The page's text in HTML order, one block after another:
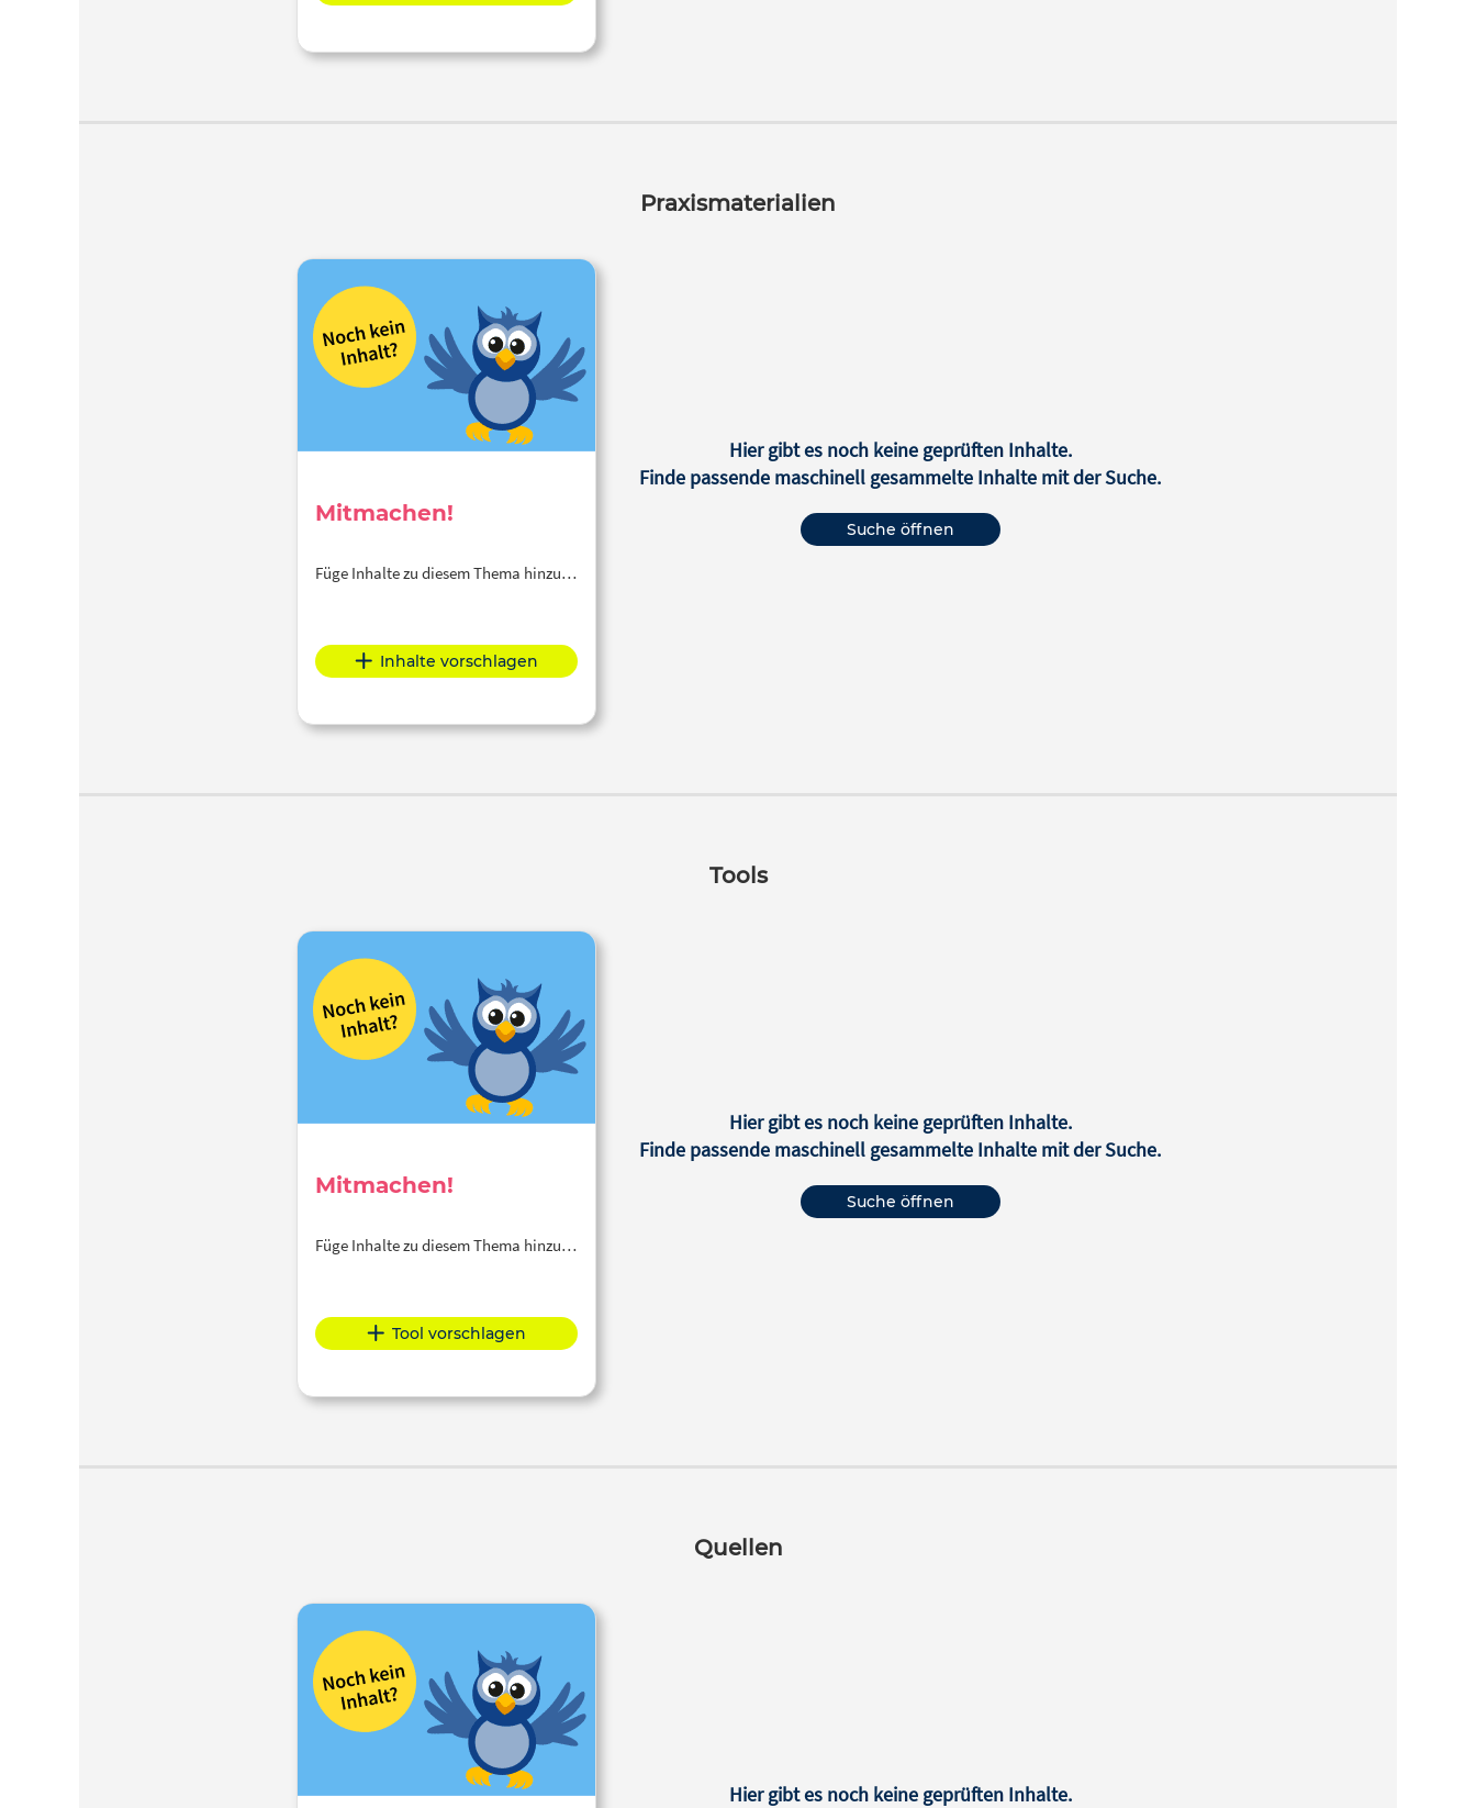
Praxismaterialien
Mitmachen!
Füge Inhalte zu diesem Thema hinzu…
Inhalte vorschlagen
Hier gibt es noch keine geprüften Inhalte.
Finde passende maschinell gesammelte Inhalte mit der Suche.
Suche öffnen
Tools
Mitmachen!
Füge Inhalte zu diesem Thema hinzu…
Tool vorschlagen
Hier gibt es noch keine geprüften Inhalte.
Finde passende maschinell gesammelte Inhalte mit der Suche.
Suche öffnen
Quellen
Hier gibt es noch keine geprüften Inhalte.